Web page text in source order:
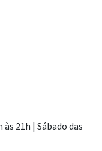
21h | Sábado das